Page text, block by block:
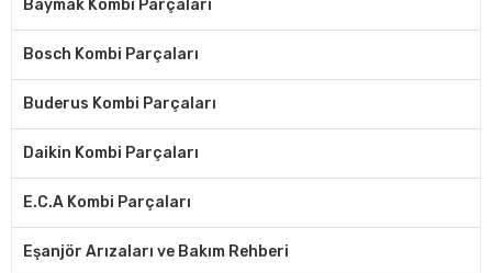
Baymak Kombi Parçaları
Bosch Kombi Parçaları
Buderus Kombi Parçaları
Daikin Kombi Parçaları
E.C.A Kombi Parçaları
Eşanjör Arızaları ve Bakım Rehberi